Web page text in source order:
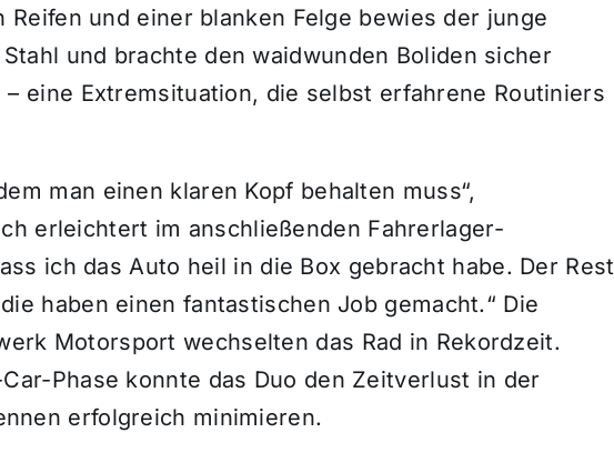
und einer blanken Felge bewies der junge
und brachte den waidwunden Boliden sicher
eine Extremsituation, die selbst erfahrene Routiniers
man einen klaren Kopf behalten muss“,
erleichtert im anschließenden Fahrerlager-
ich das Auto heil in die Box gebracht habe. Der Rest
haben einen fantastischen Job gemacht.“ Die
Motorsport wechselten das Rad in Rekordzeit.
Phase konnte das Duo den Zeitverlust in der
erfolgreich minimieren.